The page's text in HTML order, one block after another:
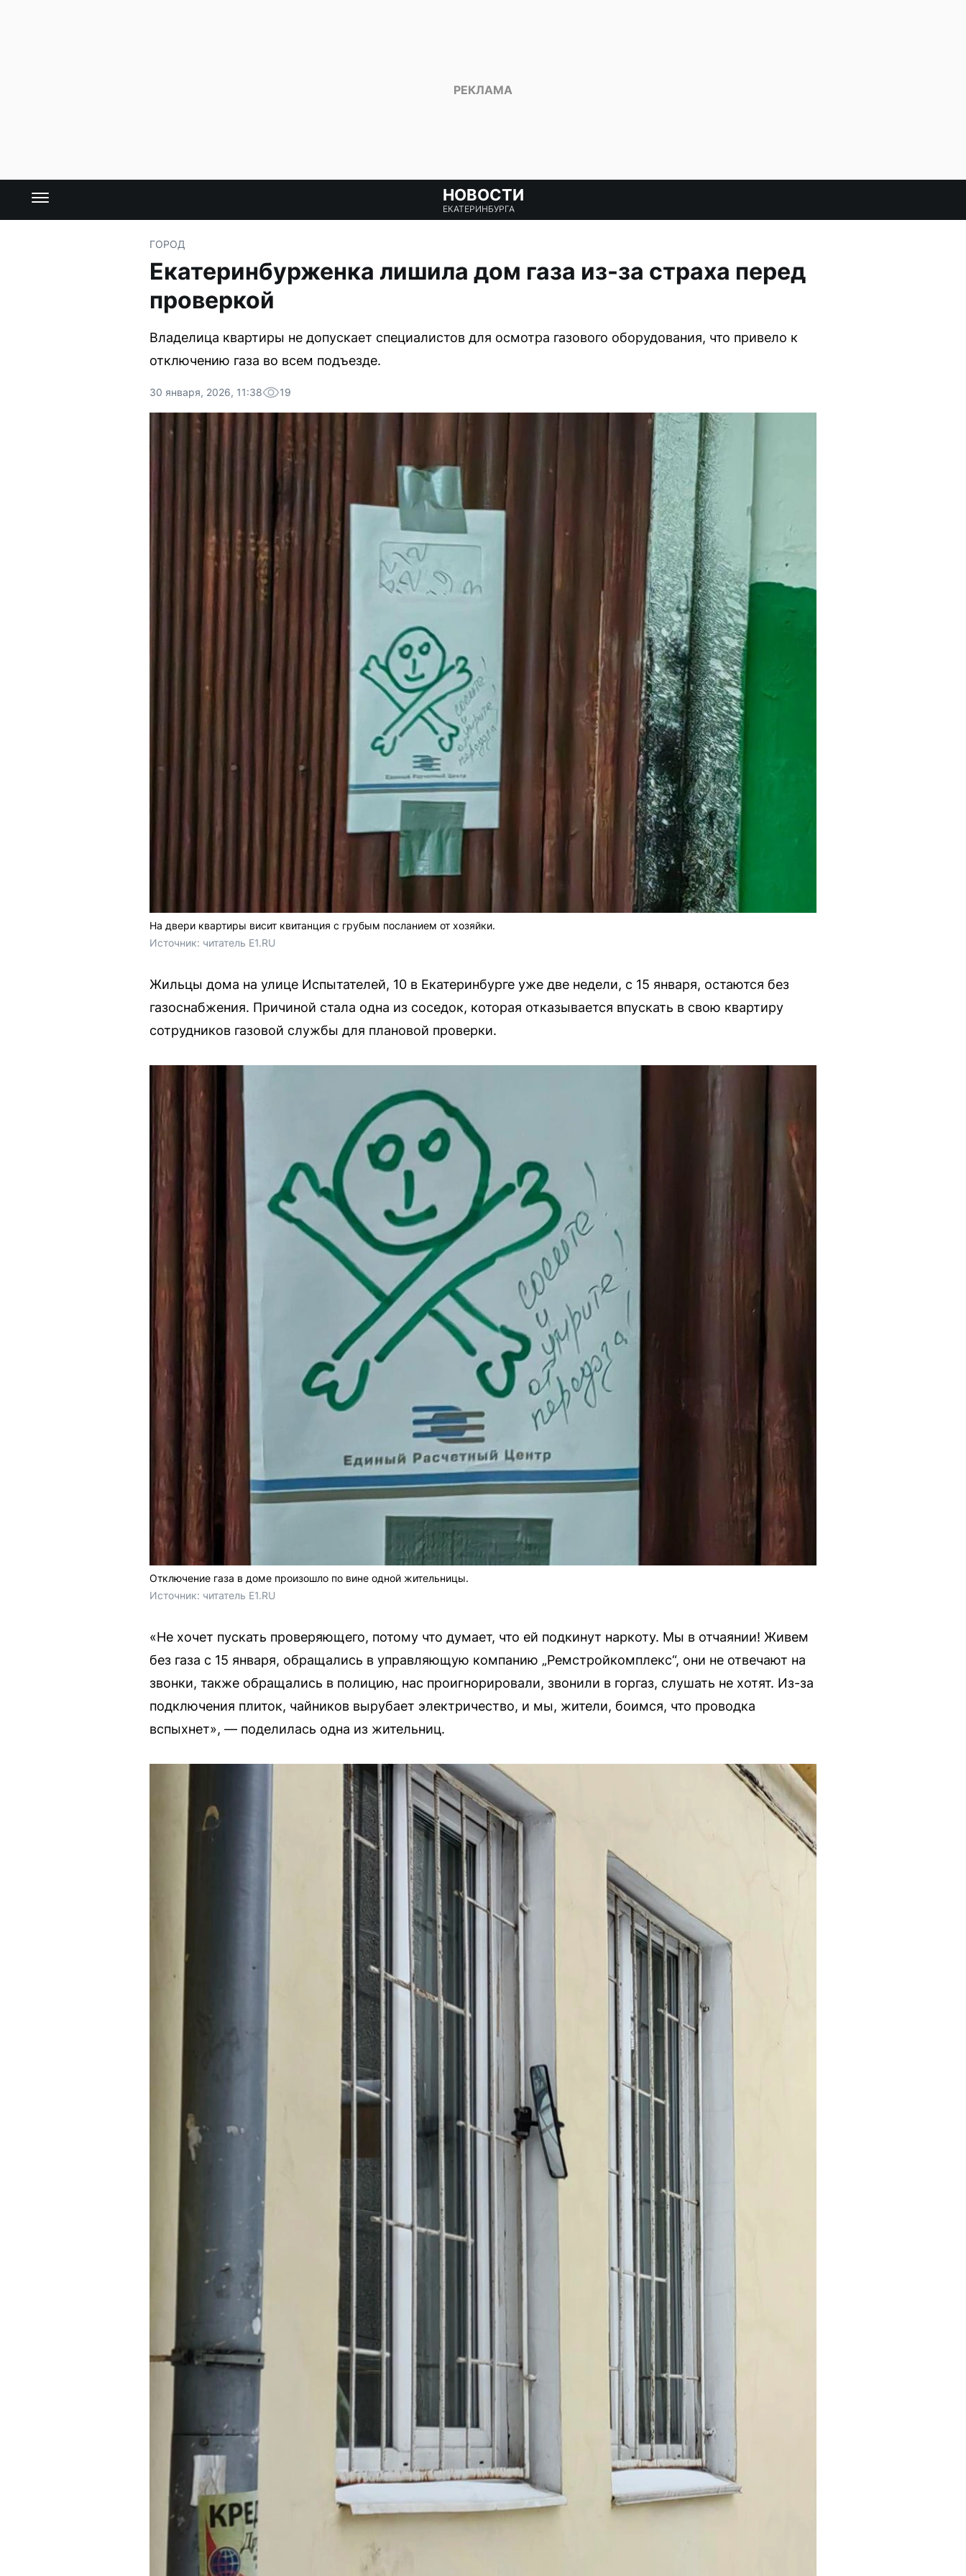
НОВОСТИ
ЕКАТЕРИНБУРГА
ГОРОД
Екатеринбурженка лишила дом газа из-за страха перед
проверкой
Владелица квартиры не допускает специалистов для осмотра газового оборудования, что привело к
отключению газа во всем подъезде.
30 января, 2026, 11:38 19
На двери квартиры висит квитанция с грубым посланием от хозяйки.
Источник: читатель E1.RU
Жильцы дома на улице Испытателей, 10 в Екатеринбурге уже две недели, с 15 января, остаются без
газоснабжения. Причиной стала одна из соседок, которая отказывается впускать в свою квартиру
сотрудников газовой службы для плановой проверки.
Отключение газа в доме произошло по вине одной жительницы.
Источник: читатель E1.RU
«Не хочет пускать проверяющего, потому что думает, что ей подкинут наркоту. Мы в отчаянии! Живем
без газа с 15 января, обращались в управляющую компанию „Ремстройкомплекс“, они не отвечают на
звонки, также обращались в полицию, нас проигнорировали, звонили в горгаз, слушать не хотят. Из-за
подключения плиток, чайников вырубает электричество, и мы, жители, боимся, что проводка
вспыхнет», — поделилась одна из жительниц.